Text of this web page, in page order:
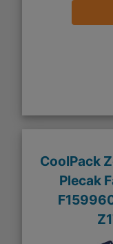
CoolPack
Plecak